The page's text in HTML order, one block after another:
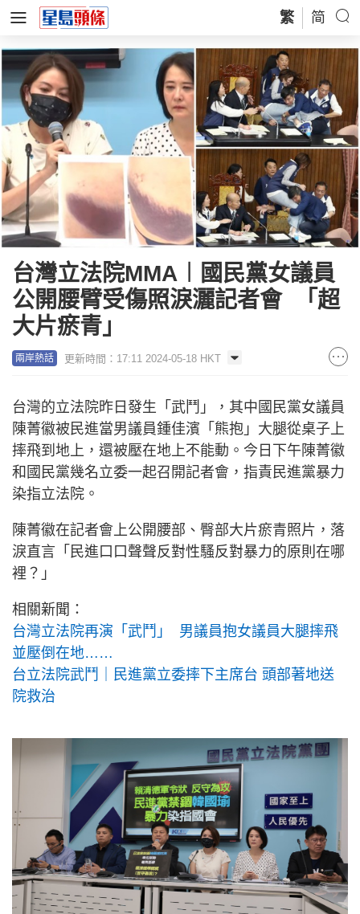
繁 简
台灣立法院MMA︱國民黨女議員
公開腰臂受傷照淚灑記者會 「超
大片瘀青」
兩岸熱話 更新時間：17:11 2024-05-18 HKT
台灣的立法院昨日發生「武鬥」，其中國民黨女議員
陳菁徽被民進當男議員鍾佳濱「熊抱」大腿從桌子上
摔飛到地上，還被壓在地上不能動。今日下午陳菁徽
和國民黨幾名立委一起召開記者會，指責民進黨暴力
染指立法院。
陳菁徽在記者會上公開腰部、臀部大片瘀青照片，落
淚直言「民進口口聲聲反對性騷反對暴力的原則在哪
裡？」
相關新聞：
台灣立法院再演「武鬥」 男議員抱女議員大腿摔飛
並壓倒在地……
台立法院武鬥｜民進黨立委摔下主席台 頭部著地送
院救治